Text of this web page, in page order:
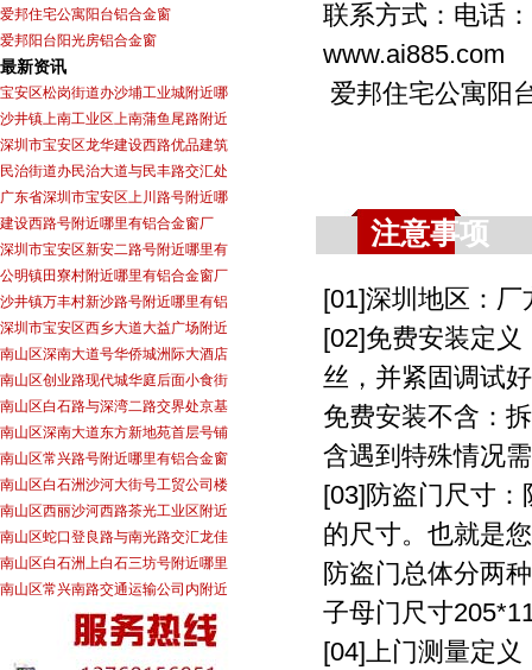
爱邦住宅公寓阳台铝合金窗
爱邦阳台阳光房铝合金窗
最新资讯
宝安区松岗街道办沙埔工业城附近哪
沙井镇上南工业区上南蒲鱼尾路附近
深圳市宝安区龙华建设西路优品建筑
民治街道办民治大道与民丰路交汇处
广东省深圳市宝安区上川路号附近哪
建设西路号附近哪里有铝合金窗厂
深圳市宝安区新安二路号附近哪里有
公明镇田寮村附近哪里有铝合金窗厂
沙井镇万丰村新沙路号附近哪里有铝
深圳市宝安区西乡大道大益广场附近
南山区深南大道号华侨城洲际大酒店
南山区创业路现代城华庭后面小食街
南山区白石路与深湾二路交界处京基
南山区深南大道东方新地苑首层号铺
南山区常兴路号附近哪里有铝合金窗
南山区白石洲沙河大街号工贸公司楼
南山区西丽沙河西路茶光工业区附近
南山区蛇口登良路与南光路交汇龙佳
南山区白石洲上白石三坊号附近哪里
南山区常兴南路交通运输公司内附近
联系方式：电话
www.ai885.com
爱邦住宅公寓阳
注意事项
[01]深圳地区：
[02]免费安装定
丝，并紧固调试
免费安装不含：
含遇到特殊情况
[03]防盗门尺寸
的尺寸。也就是
防盗门总体分两
子母门尺寸
[04]上门测量定